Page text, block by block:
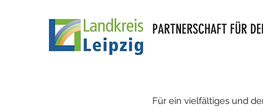
PARTNERSCHAFT FÜR
Für ein vielfältiges und